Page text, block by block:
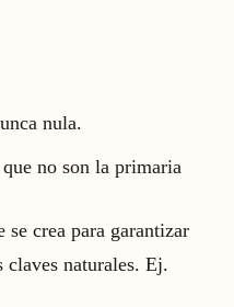
nula.
no son la primaria
se crea para garantizar
naturales. Ej.